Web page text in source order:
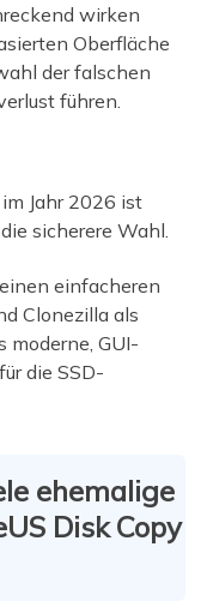
wirken
Oberfläche
der falschen
führen.
Jahr 2026 ist
sicherere Wahl.
einfacheren
Clonezilla als
GUI-
die SSD-
ehemalige
Disk Copy